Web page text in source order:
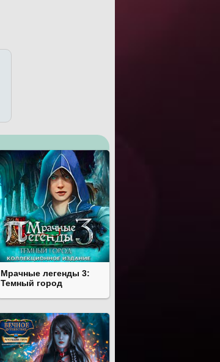
Мрачные легенды 3:
Темный город